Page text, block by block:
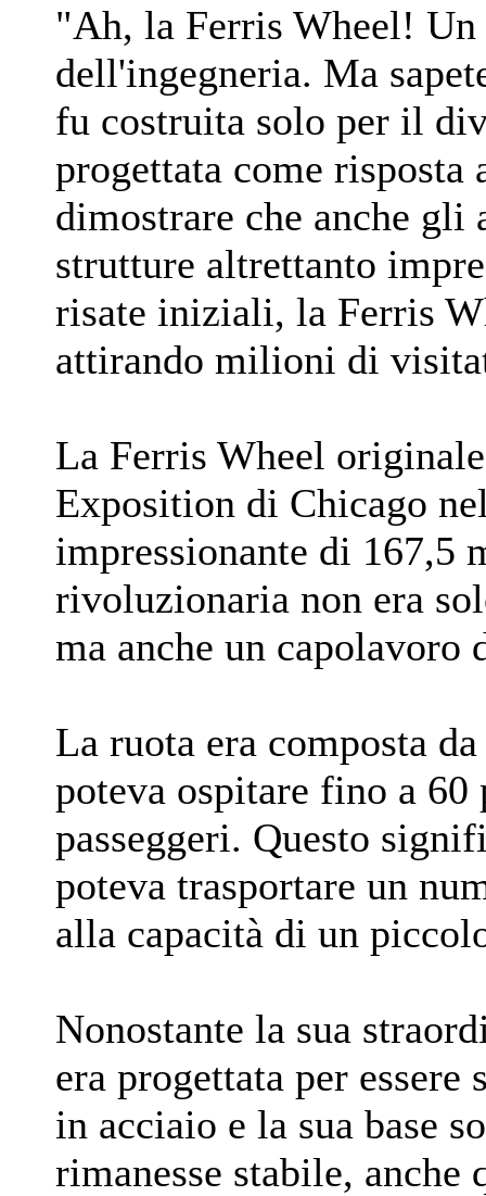
"Ah, la Ferris Wheel! Un
dell'ingegneria. Ma
fu costruita solo per il
progettata come
dimostrare che anche gli
strutture altrettanto
risate iniziali, la Ferris
attirando milioni di
La Ferris Wheel
Exposition di Chicago
impressionante di 167,5
rivoluzionaria non era
ma anche un capolavoro
La ruota era composta
poteva ospitare fino a 60
passeggeri. Questo
poteva trasportare un
alla capacità di un
Nonostante la sua
era progettata per
in acciaio e la sua base
rimanesse stabile, anche